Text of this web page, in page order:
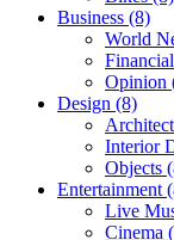
Business (8)
World
Financial
Opinion
Design (8)
Interior
Objects
Entertainment
Live
Cinema